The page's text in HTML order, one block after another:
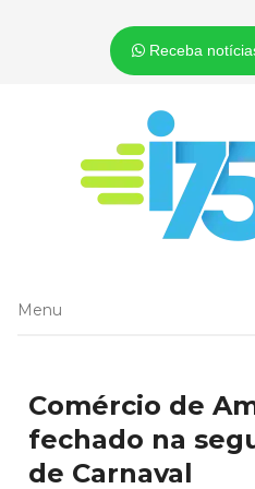
Receba
Menu
Menu
Comércio de
fechado na
de Carnaval